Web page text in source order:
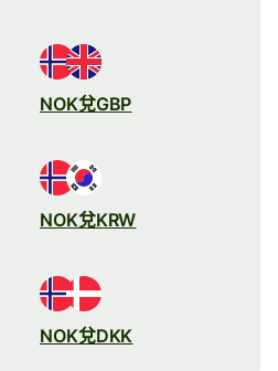
NOK兌GBP
NOK兌KRW
NOK兌DKK